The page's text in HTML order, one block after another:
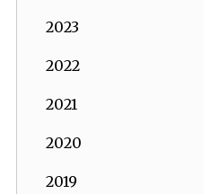
2023
2022
2021
2020
2019